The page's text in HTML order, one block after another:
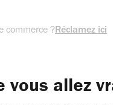
commerce ?Réclamez ici
vous allez